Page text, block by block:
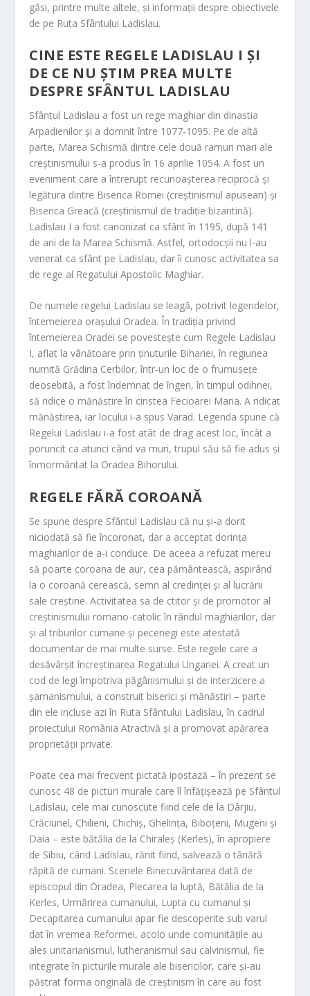
găsi, printre multe altele, și informații despre obiectivele
de pe Ruta Sfântului Ladislau.
CINE ESTE REGELE LADISLAU I ȘI
DE CE NU ȘTIM PREA MULTE
DESPRE SFÂNTUL LADISLAU
Sfântul Ladislau a fost un rege maghiar din dinastia
Arpadienilor și a domnit între 1077-1095. Pe de altă
parte, Marea Schismă dintre cele două ramuri mari ale
creștinismului s-a produs în 16 aprilie 1054. A fost un
eveniment care a întrerupt recunoașterea reciprocă și
legătura dintre Biserica Romei (creștinismul apusean) și
Biserica Greacă (creștinismul de tradiție bizantină).
Ladislau I a fost canonizat ca sfânt în 1195, după 141
de ani de la Marea Schismă. Astfel, ortodocșii nu l-au
venerat ca sfânt pe Ladislau, dar îi cunosc activitatea sa
de rege al Regatului Apostolic Maghiar.
De numele regelui Ladislau se leagă, potrivit legendelor,
întemeierea orașului Oradea. În tradiția privind
întemeierea Oradei se povestește cum Regele Ladislau
I, aflat la vânătoare prin ținuturile Bihariei, în regiunea
numită Grădina Cerbilor, într-un loc de o frumusețe
deosebită, a fost îndemnat de îngeri, în timpul odihnei,
să ridice o mănăstire în cinstea Fecioarei Maria. A ridicat
mănăstirea, iar locului i-a spus Varad. Legenda spune că
Regelui Ladislau i-a fost atât de drag acest loc, încât a
poruncit ca atunci când va muri, trupul său să fie adus și
înmormântat la Oradea Bihorului.
REGELE FĂRĂ COROANĂ
Se spune despre Sfântul Ladislau că nu și-a dorit
niciodată să fie încoronat, dar a acceptat dorința
maghiarilor de a-i conduce. De aceea a refuzat mereu
să poarte coroana de aur, cea pământească, aspirând
la o coroană cerească, semn al credinței și al lucrării
sale creștine. Activitatea sa de ctitor și de promotor al
creștinismului romano-catolic în rândul maghiarilor, dar
și al triburilor cumane și pecenegi este atestată
documentar de mai multe surse. Este regele care a
desăvârșit încreștinarea Regatului Ungariei. A creat un
cod de legi împotriva păgânismului și de interzicere a
șamanismului, a construit biserici și mănăstiri – parte
din ele incluse azi în Ruta Sfântului Ladislau, în cadrul
proiectului România Atractivă și a promovat apărarea
proprietății private.
Poate cea mai frecvent pictată ipostază – în prezent se
cunosc 48 de picturi murale care îl înfățișează pe Sfântul
Ladislau, cele mai cunoscute fiind cele de la Dârjiu,
Crăciunel, Chilieni, Chichiș, Ghelința, Biboțeni, Mugeni și
Daia – este bătălia de la Chiraleș (Kerles), în apropiere
de Sibiu, când Ladislau, rănit fiind, salvează o tânără
răpită de cumani. Scenele Binecuvântarea dată de
episcopul din Oradea, Plecarea la luptă, Bătălia de la
Kerles, Urmărirea cumanului, Lupta cu cumanul și
Decapitarea cumanului apar fie descoperite sub varul
dat în vremea Reformei, acolo unde comunitățile au
ales unitarianismul, lutheranismul sau calvinismul, fie
integrate în picturile murale ale bisericilor, care și-au
păstrat forma originală de creștinism în care au fost